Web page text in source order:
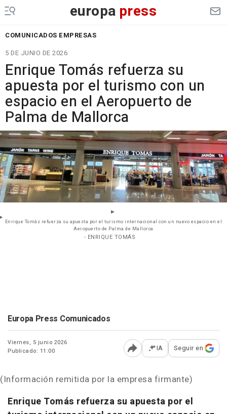
europa press
COMUNICADOS EMPRESAS
5 DE JUNIO DE 2026
Enrique Tomás refuerza su
apuesta por el turismo con un
espacio en el Aeropuerto de
Palma de Mallorca
Enrique Tomás refuerza su apuesta por el turismo internacional con un nuevo espacio en el
Aeropuerto de Palma de Mallorca
- ENRIQUE TOMÁS
Europa Press Comunicados
Viernes, 5 junio 2026
Publicado: 11:00
Abrir opciones para
IA Seguir en
(Información remitida por la empresa firmante)
Enrique Tomás refuerza su apuesta por el